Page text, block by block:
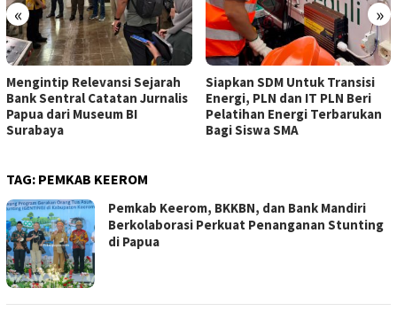
« »
Mengintip Relevansi Sejarah
Bank Sentral Catatan Jurnalis
Papua dari Museum BI
Surabaya
Siapkan SDM Untuk Transisi
Energi, PLN dan IT PLN Beri
Pelatihan Energi Terbarukan
Bagi Siswa SMA
TAG: PEMKAB KEEROM
Pemkab Keerom, BKKBN, dan Bank Mandiri
Berkolaborasi Perkuat Penanganan Stunting
di Papua